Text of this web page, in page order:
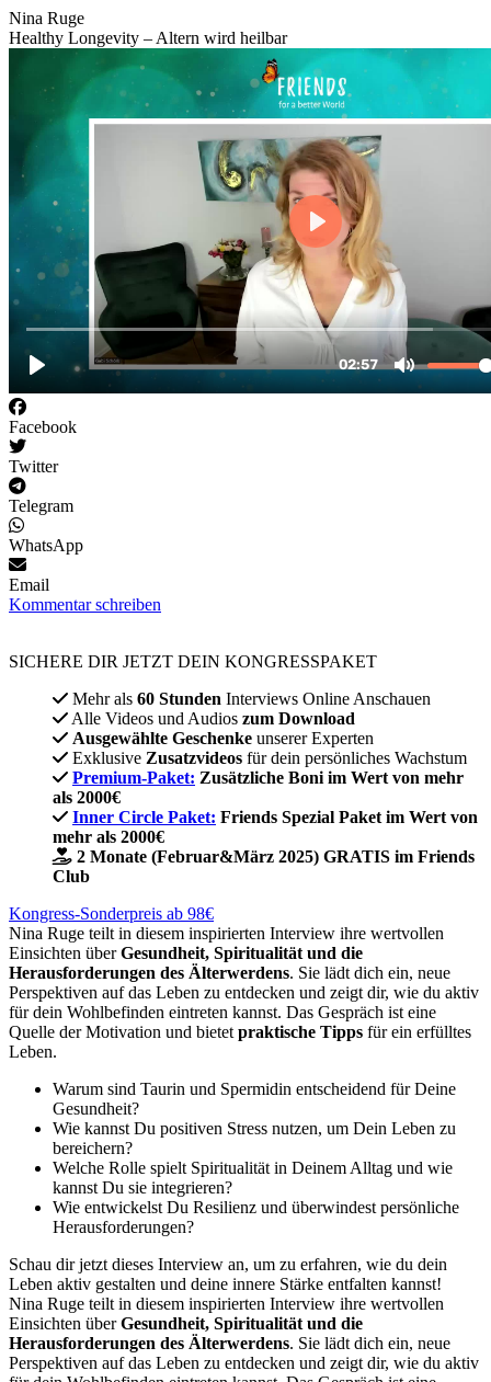
Nina Ruge
Healthy Longevity – Altern wird heilbar
Facebook
Twitter
Telegram
WhatsApp
Email
Kommentar schreiben
SICHERE DIR JETZT DEIN KONGRESSPAKET​
Mehr als 60 Stunden Interviews Online Anschauen
Alle Videos und Audios zum Download
Ausgewählte Geschenke unserer Experten
Exklusive Zusatzvideos für dein persönliches Wachstum
Premium-Paket: Zusätzliche Boni im Wert von mehr
als 2000€
Inner Circle Paket: Friends Spezial Paket im Wert von
mehr als 2000€
2 Monate (Februar&März 2025) GRATIS im Friends
Club
Kongress-Sonderpreis ab 98€
Nina Ruge teilt in diesem inspirierten Interview ihre wertvollen
Einsichten überGesundheit, Spiritualität und die
Herausforderungen des Älterwerdens. Sie lädt dich ein, neue
Perspektiven auf das Leben zu entdecken und zeigt dir, wie du aktiv
für dein Wohlbefinden eintreten kannst. Das Gespräch ist eine
Quelle der Motivation und bietet praktische Tipps für ein erfülltes
Leben.
Warum sind Taurin und Spermidin entscheidend für Deine
Gesundheit?
Wie kannst Du positiven Stress nutzen, um Dein Leben zu
bereichern?
Welche Rolle spielt Spiritualität in Deinem Alltag und wie
kannst Du sie integrieren?
Wie entwickelst Du Resilienz und überwindest persönliche
Herausforderungen?
Schau dir jetzt dieses Interview an, um zu erfahren, wie du dein
Leben aktiv gestalten und deine innere Stärke entfalten kannst!
Nina Ruge teilt in diesem inspirierten Interview ihre wertvollen
Einsichten überGesundheit, Spiritualität und die
Herausforderungen des Älterwerdens. Sie lädt dich ein, neue
Perspektiven auf das Leben zu entdecken und zeigt dir, wie du aktiv